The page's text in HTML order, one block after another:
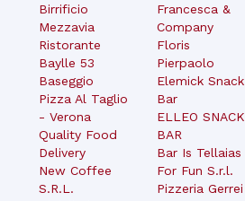
Birrificio
Mezzavia
Ristorante
Baylle 53
Baseggio
Pizza Al Taglio
- Verona
Quality Food
Delivery
New Coffee
S.R.L.
Francesca &
Company
Floris
Pierpaolo
Elemick Snack
Bar
ELLEO SNACK
BAR
Bar Is Tellaias
For Fun S.r.l.
Pizzeria Gerrei